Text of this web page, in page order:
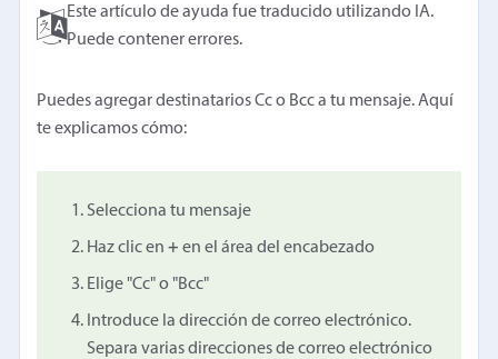
Este artículo de ayuda fue traducido utilizando IA.
Puede contener errores.
Puedes agregar destinatarios Cc o Bcc a tu mensaje. Aquí
te explicamos cómo:
Selecciona tu mensaje
Haz clic en+ en el área del encabezado
Elige "Cc" o "Bcc"
Introduce la dirección de correo electrónico.
Separa varias direcciones de correo electrónico